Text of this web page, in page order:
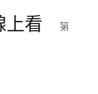
上看
第